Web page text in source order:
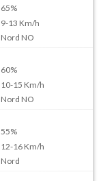
65%
9-13 Km/h
Nord NO
60%
10-15 Km/h
Nord NO
55%
12-16Km/h
Nord